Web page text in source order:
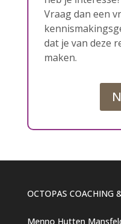
Vraag dan een
dat je van deze
maken.
OCTOPAS COACHING
Menno Hutten